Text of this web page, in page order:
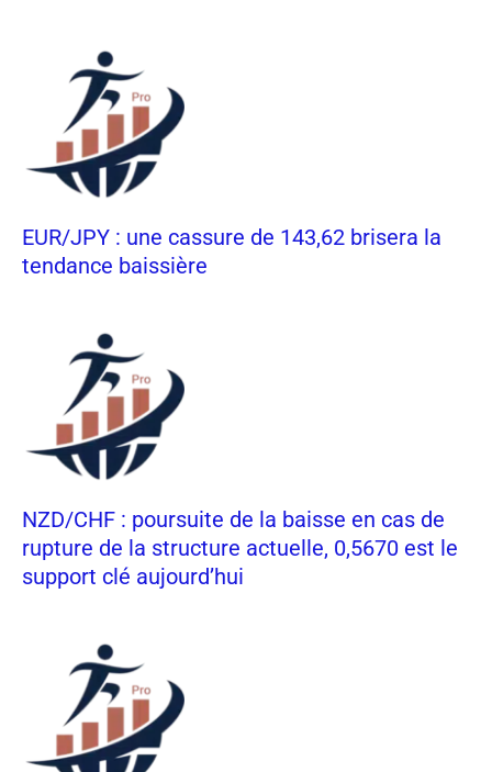
EUR/JPY : une cassure de 143,62 brisera la
tendance baissière
NZD/CHF : poursuite de la baisse en cas de
rupture de la structure actuelle, 0,5670 est le
support clé aujourd’hui